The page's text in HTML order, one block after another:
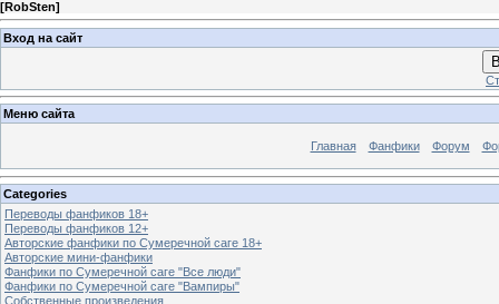
[RobSten]
Вход на сайт
Меню сайта
Главная Фанфики Форум
Categories
Переводы фанфиков 18+
Переводы фанфиков 12+
Авторские фанфики по Сумеречной саге 18+
Авторские мини-фанфики
Фанфики по Сумеречной саге "Все люди"
Фанфики по Сумеречной саге "Вампиры"
Собственные произведения